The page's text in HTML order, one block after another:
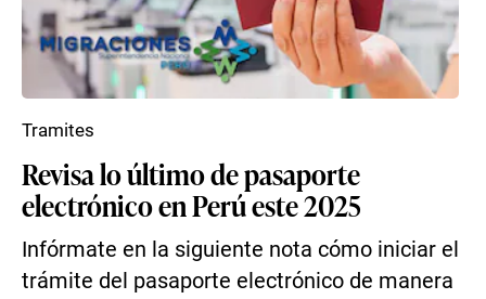
Revisa lo último de pasaporte
electrónico en Perú este 2025
Infórmate en la siguiente nota cómo iniciar el
trámite del pasaporte electrónico de manera
Tramites